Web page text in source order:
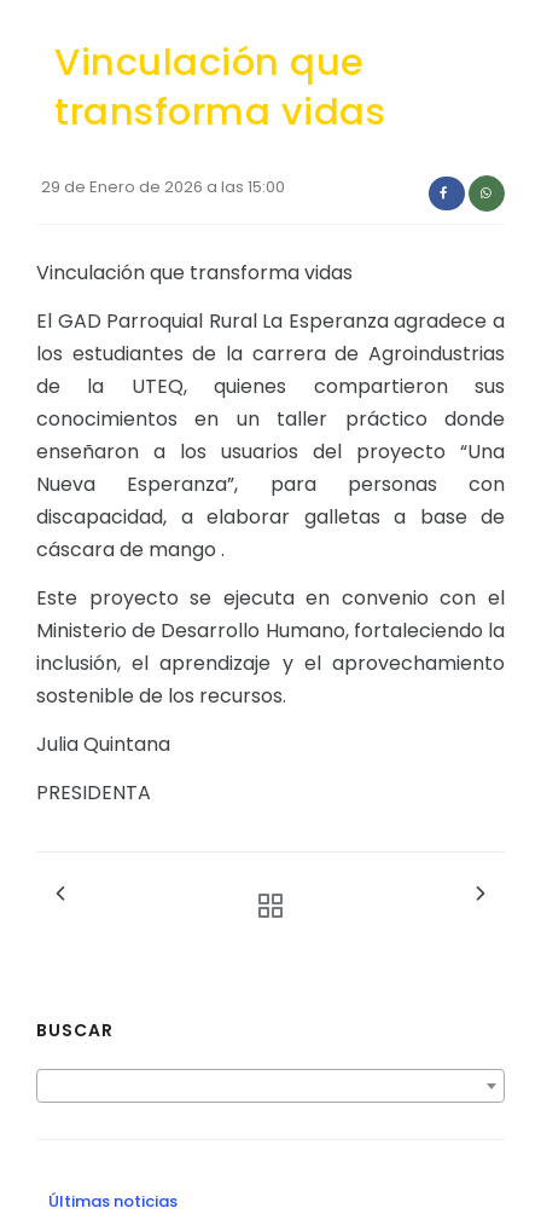
GESTIÓN ADMINISTRATIVA
Plan de desarrollo y Ordenamiento Territorial -
Cédulas presupuestarias y balances
Procesos de contratación
Obras y proyectos
Vinculación que
transforma vidas
29 de Enero de 2026 a las 15:00
Vinculación que transforma vidas
El GAD Parroquial Rural La Esperanza agradece a
los estudiantes de la carrera de Agroindustrias
de la UTEQ, quienes compartieron sus
conocimientos en un taller práctico donde
enseñaron a los usuarios del proyecto “Una
Nueva Esperanza”, para personas con
discapacidad, a elaborar galletas a base de
cáscara de mango .
Este proyecto se ejecuta en convenio con el
Ministerio de Desarrollo Humano, fortaleciendo la
inclusión, el aprendizaje y el aprovechamiento
sostenible de los recursos.
Julia Quintana
PRESIDENTA
BUSCAR
Últimas noticias